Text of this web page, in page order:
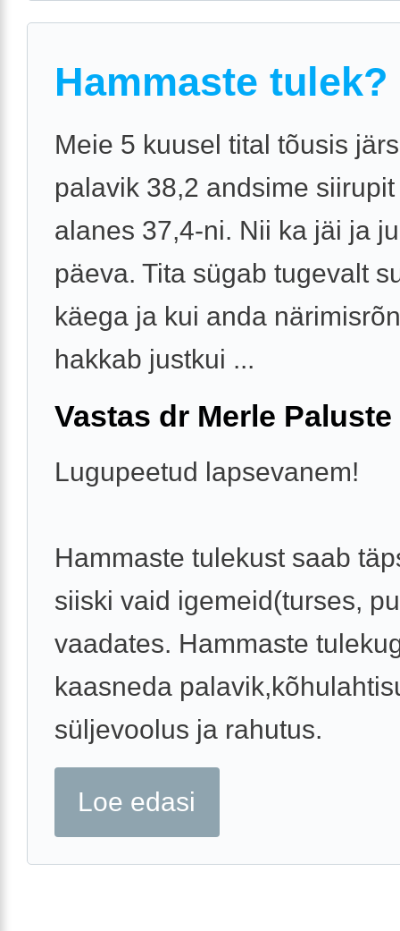
Hammaste tulek?
Meie 5 kuusel tital tõusis
palavik 38,2 andsime
alanes 37,4-ni. Nii ka jäi ja
päeva. Tita sügab tugevalt
käega ja kui anda
hakkab justkui ...
Vastas dr Merle Paluste
Lugupeetud lapsevanem!
Hammaste tulekust saab
siiski vaid igemeid(turses,
vaadates. Hammaste
kaasneda
süljevoolus ja rahutus.
Loe edasi